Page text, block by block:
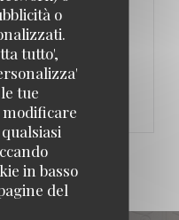
o
tutto',
tue
in basso
del
UNA NUOVA FINESTRA))
&